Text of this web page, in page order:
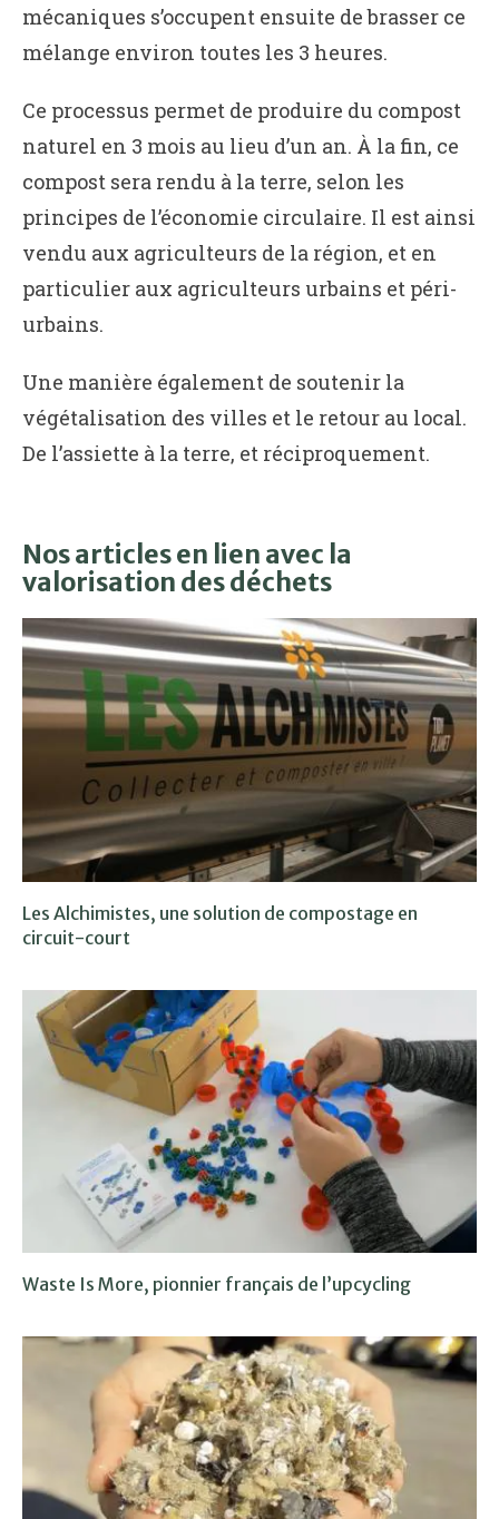
mécaniques s’occupent ensuite de brasser ce
mélange environ toutes les 3 heures.
Ce processus permet de produire du compost
naturel en 3 mois au lieu d’un an. À la fin, ce
compost sera rendu à la terre, selon les
principes de l’économie circulaire. Il est ainsi
vendu aux agriculteurs de la région, et en
particulier aux agriculteurs urbains et péri-
urbains.
Une manière également de soutenir la
végétalisation des villes et le retour au local.
De l’assiette à la terre, et réciproquement.
Nos articles en lien avec la
valorisation des déchets
Les Alchimistes, une solution de compostage en
circuit-court
Waste Is More, pionnier français de l’upcycling